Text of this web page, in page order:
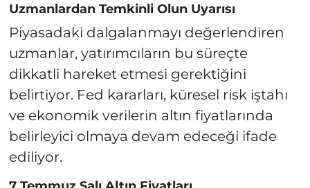
Uzmanlardan Temkinli Olun Uyarısı
Piyasadaki dalgalanmayı değerlendiren
uzmanlar, yatırımcıların bu süreçte
dikkatli hareket etmesi gerektiğini
belirtiyor. Fed kararları, küresel risk iştahı
ve ekonomik verilerin altın fiyatlarında
belirleyici olmaya devam edeceği ifade
ediliyor.